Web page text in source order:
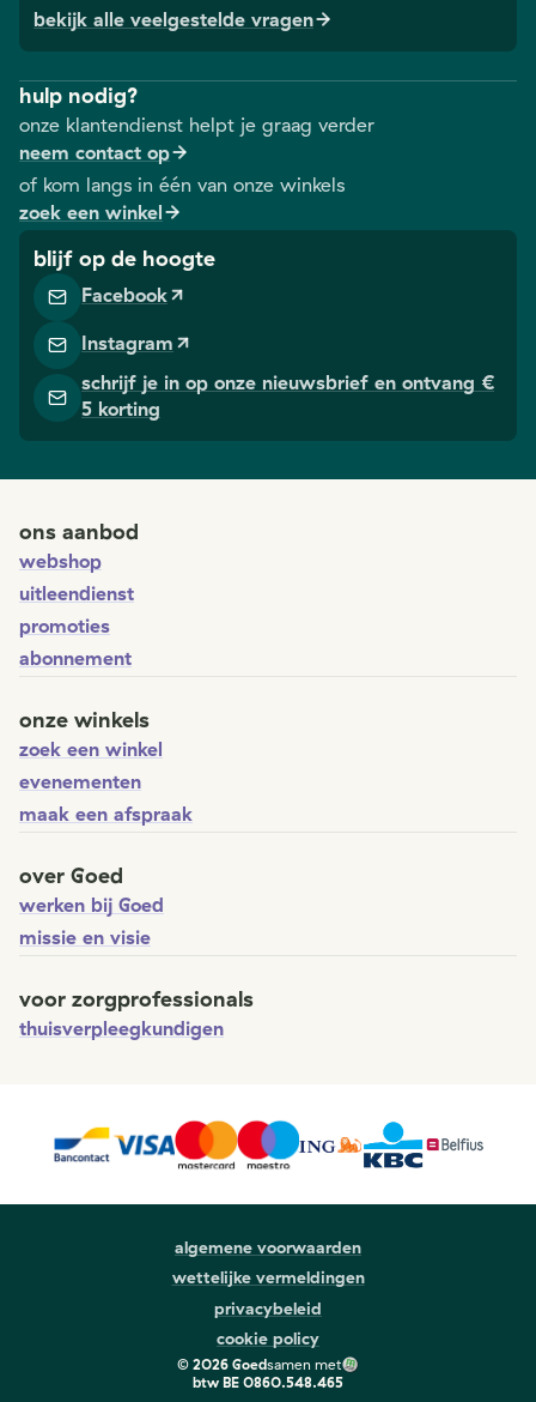
bekijk alle veelgestelde vragen
hulp nodig?
onze klantendienst helpt je graag verder
neem contact op
of kom langs in één van onze winkels
zoek een winkel
blijf op de hoogte
Facebook
Instagram
schrijf je in op onze nieuwsbrief en ontvang €
5 korting
ons aanbod
webshop
uitleendienst
promoties
abonnement
onze winkels
zoek een winkel
evenementen
maak een afspraak
over Goed
werken bij Goed
missie en visie
voor zorgprofessionals
thuisverpleegkundigen
algemene voorwaarden
wettelijke vermeldingen
privacybeleid
cookie policy
© 2026Goedsamen met
btw BE 0860.548.465